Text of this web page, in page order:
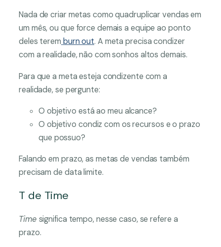
Nada de criar metas como quadruplicar vendas em
um mês, ou que force demais a equipe ao ponto
deles terem burn out. A meta precisa condizer
com a realidade, não com sonhos altos demais.
Para que a meta esteja condizente com a
realidade, se pergunte:
O objetivo está ao meu alcance?
O objetivo condiz com os recursos e o prazo
que possuo?
Falando em prazo, as metas de vendas também
precisam de data limite.
T de Time
Time significa tempo, nesse caso, se refere a
prazo.